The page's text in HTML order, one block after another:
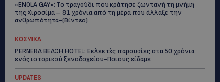
«ENOLA GAY»: Το τραγούδι που κράτησε ζωντανή τη μνήμη
της Χιροσίμα – 81 χρόνια από τη μέρα που άλλαξε την
ανθρωπότητα-(Bίντεο)
ΚΟΣΜΙΚΑ
PERNERA BEACH HOTEL: Εκλεκτές παρουσίες στα 50 χρόνια
ενός ιστορικού ξενοδοχείου-Ποιους είδαμε
UPDATES